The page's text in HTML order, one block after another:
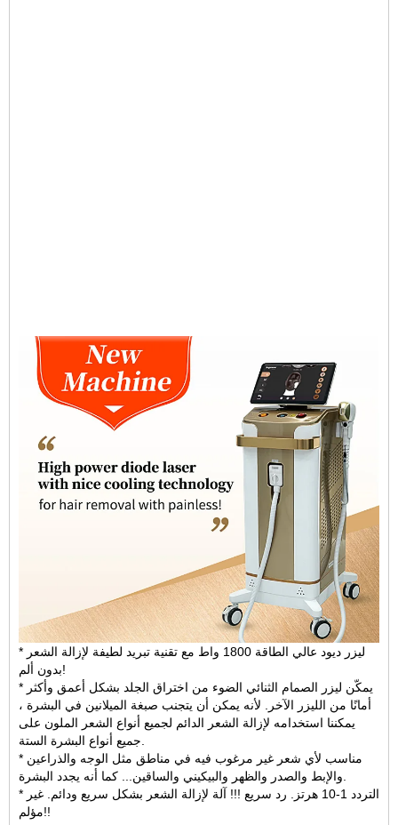
* ليزر ديود عالي الطاقة 1800 واط مع تقنية تبريد لطيفة لإزالة الشعر
بدون ألم!
* يمكّن ليزر الصمام الثنائي الضوء من اختراق الجلد بشكل أعمق وأكثر
أمانًا من الليزر الآخر. لأنه يمكن أن يتجنب صبغة الميلانين في البشرة ،
يمكننا استخدامه لإزالة الشعر الدائم لجميع أنواع الشعر الملون على
جميع أنواع البشرة الستة.
* مناسب لأي شعر غير مرغوب فيه في مناطق مثل الوجه والذراعين
والإبط والصدر والظهر والبيكيني والساقين... كما أنه يجدد البشرة.
* التردد 1-10 هرتز. رد سريع !!! آلة لإزالة الشعر بشكل سريع ودائم. غير
مؤلم!!